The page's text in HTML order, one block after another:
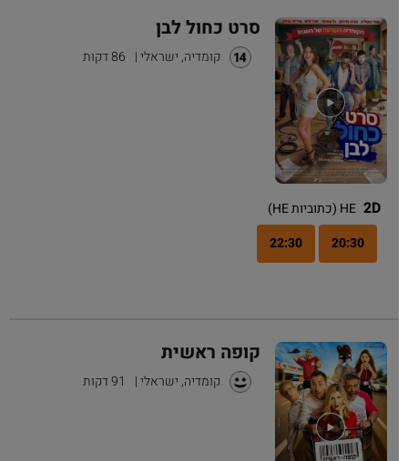
סרט כחול לבן
קומדיה, ישראלי| 86 דקות
2D HE (כתוביות HE)
20:30
22:30
קופה ראשית
קומדיה, ישראלי| 91 דקות